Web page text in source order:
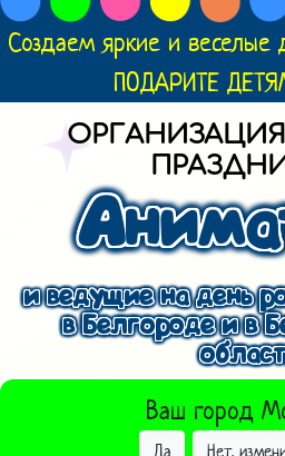
Создаем яркие и веселые
ПОДАРИТЕ
и ведущие на день
в Белгороде и в
Ваш город
ВЫБРАТЬ